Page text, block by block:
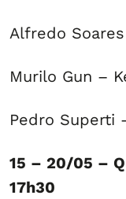
Alfredo
Murilo Gun –
Pedro Superti
15 – 20/05 –
17h30